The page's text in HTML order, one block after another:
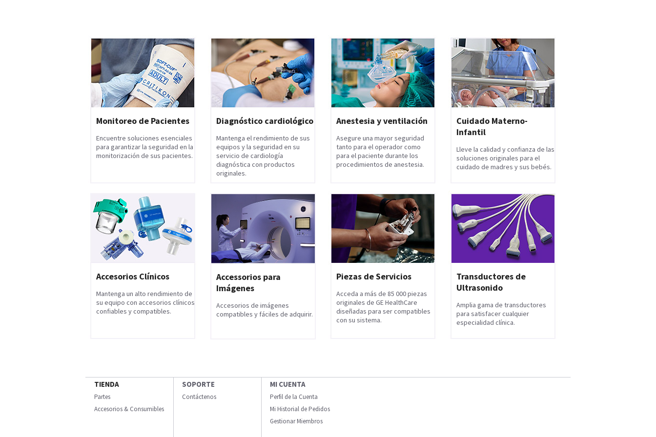
Monitoreo de Pacientes
Encuentre soluciones esenciales
para garantizar la seguridad en la
monitorización de sus pacientes.
Accesorios Clínicos
Mantenga un alto rendimiento de
su equipo con accesorios clínicos
confiables y compatibles.
Diagnóstico cardiológico
Mantenga el rendimiento de sus
equipos y la seguridad en su
servicio de cardiología
diagnóstica con productos
originales.
Accessorios para
Imágenes
Accesorios de imágenes
compatibles y fáciles de adquirir.
Anestesia y ventilación
Asegure una mayor seguridad
tanto para el operador como
para el paciente durante los
procedimientos de anestesia.
Piezas de Servicios
Acceda a más de 85 000 piezas
originales de GE HealthCare
diseñadas para ser compatibles
con su sistema.
Cuidado Materno-
Infantil
Lleve la calidad y confianza de las
soluciones originales para el
cuidado de madres y sus bebés.
Transductores de
Ultrasonido
Amplia gama de transductores
para satisfacer cualquier
especialidad clínica.
TIENDA
Partes
Accesorios & Consumibles
SOPORTE
Contáctenos
MI CUENTA
Perfil de la Cuenta
Mi Historial de Pedidos
Gestionar Miembros